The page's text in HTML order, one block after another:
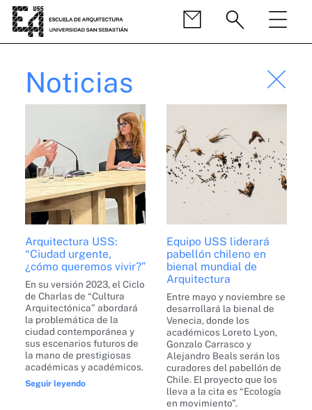
Noticias
Arquitectura USS:
“Ciudad urgente,
¿cómo queremos vivir?”
En su versión 2023, el Ciclo
de Charlas de “Cultura
Arquitectónica” abordará
la problemática de la
ciudad contemporánea y
sus escenarios futuros de
la mano de prestigiosas
académicas y académicos.
Seguir leyendo
Equipo USS liderará
pabellón chileno en
bienal mundial de
Arquitectura
Entre mayo y noviembre se
desarrollará la bienal de
Venecia, donde los
académicos Loreto Lyon,
Gonzalo Carrasco y
Alejandro Beals serán los
curadores del pabellón de
Chile. El proyecto que los
lleva a la cita es “Ecología
en movimiento”.